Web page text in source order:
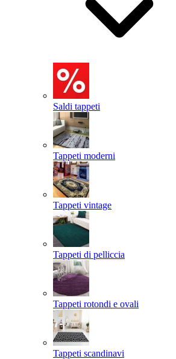
Saldi tappeti
Tappeti moderni
Tappeti vintage
Tappeti di pelliccia
Tappeti rotondi e ovali
Tappeti scandinavi